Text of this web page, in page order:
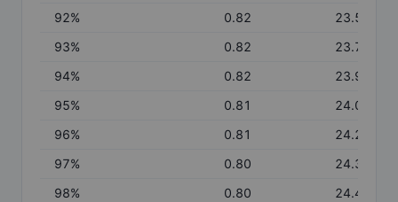
92% 0.82
23.59
93% 0.82
23.76
94% 0.82
23.92
95% 0.81
24.09
96% 0.81
24.23
97% 0.80
24.37
98% 0.80
24.48